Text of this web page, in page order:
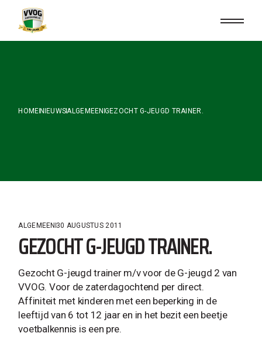
content
HOME NIEUWSALGEMEEN GEZOCHT G-JEUGD TRAINER.
ALGEMEEN 30 AUGUSTUS 2011
GEZOCHT G-JEUGD TRAINER.
Gezocht G-jeugd trainer m/v voor de G-jeugd 2 van
VVOG. Voor de zaterdagochtend per direct.
Affiniteit met kinderen met een beperking in de
leeftijd van 6 tot 12 jaar en in het bezit een beetje
voetbalkennis is een pre.